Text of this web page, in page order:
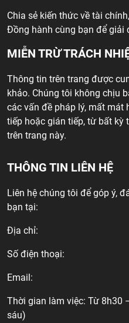
Chia sẻ kiến thức về tài
Đồng hành cùng bạn để giải
MIỄN TRỪ TRÁCH
Thông tin trên trang được
khảo. Chúng tôi không chịu
các vấn đề pháp lý, mất mát
tiếp hoặc gián tiếp, từ bất kỳ
trên trang này.
THÔNG TIN LIÊN HỆ
Liên hệ chúng tôi để góp ý,
bạn tại:
Địa chỉ:
Số điện thoại:
Email:
Thời gian làm việc: Từ 8h30
sáu)